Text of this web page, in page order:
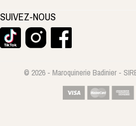
SUIVEZ-NOUS
© 2026 - Maroquinerie Badinier -